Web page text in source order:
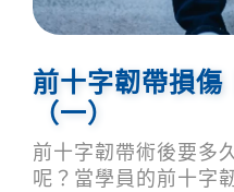
前十字韌帶損傷
（一）
前十字韌帶術後要多
呢？當學員的前十字